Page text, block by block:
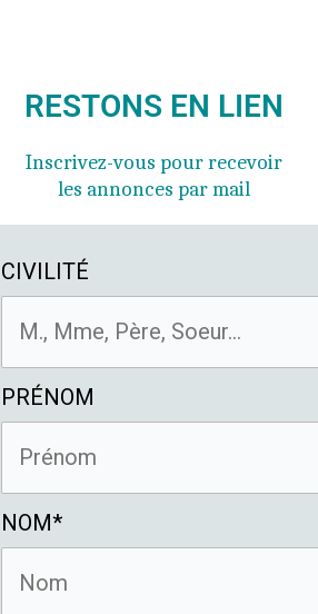
RESTONS EN LIEN
Inscrivez-vous pour recevoir
les annonces par mail
CIVILITÉ
PRÉNOM
NOM*